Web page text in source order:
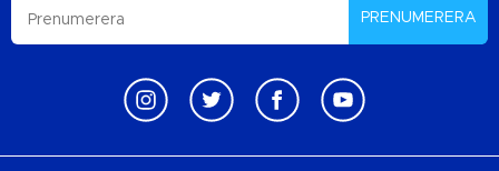
PRENUMERERA